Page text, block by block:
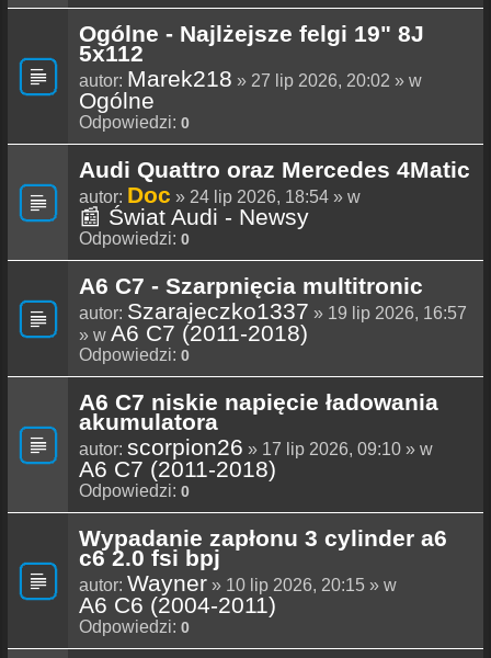
Ogólne - Najlżejsze felgi 19" 8J
5x112
autor: Marek218 » 27 lip 2026, 20:02 » w
Ogólne
Odpowiedzi: 0
Audi Quattro oraz Mercedes 4Matic
autor: Doc » 24 lip 2026, 18:54 » w
📰 Świat Audi - Newsy
Odpowiedzi: 0
A6 C7 - Szarpnięcia multitronic
autor: Szarajeczko1337 » 19 lip 2026, 16:57
» w A6 C7 (2011-2018)
Odpowiedzi: 0
A6 C7 niskie napięcie ładowania
akumulatora
autor: scorpion26 » 17 lip 2026, 09:10 » w
A6 C7 (2011-2018)
Odpowiedzi: 0
Wypadanie zapłonu 3 cylinder a6
c6 2.0 fsi bpj
autor: Wayner » 10 lip 2026, 20:15 » w
A6 C6 (2004-2011)
Odpowiedzi: 0